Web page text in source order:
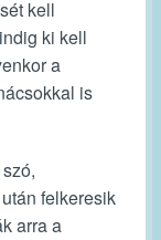
kell
ki kell
a
is
felkeresik
arra a